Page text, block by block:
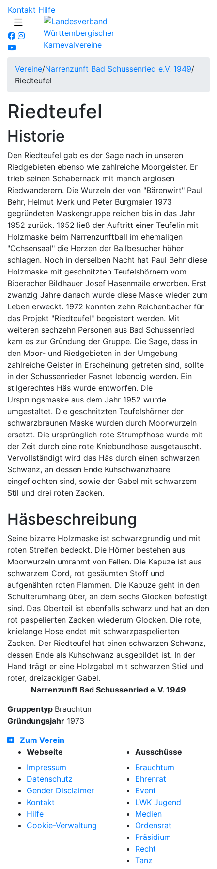
Kontakt Hilfe
Vereine/Narrenzunft Bad Schussenried e.V. 1949/
Riedteufel
Riedteufel
Historie
Den Riedteufel gab es der Sage nach in unseren
Riedgebieten ebenso wie zahlreiche Moorgeister. Er
trieb seinen Schabernack mit manch arglosen
Riedwanderern. Die Wurzeln der von "Bärenwirt" Paul
Behr, Helmut Merk und Peter Burgmaier 1973
gegründeten Maskengruppe reichen bis in das Jahr
1952 zurück. 1952 ließ der Auftritt einer Teufelin mit
Holzmaske beim Narrenzunftball im ehemaligen
"Ochsensaal" die Herzen der Ballbesucher höher
schlagen. Noch in derselben Nacht hat Paul Behr diese
Holzmaske mit geschnitzten Teufelshörnern vom
Biberacher Bildhauer Josef Hasenmaile erworben. Erst
zwanzig Jahre danach wurde diese Maske wieder zum
Leben erweckt. 1972 konnten zehn Reichenbacher für
das Projekt "Riedteufel" begeistert werden. Mit
weiteren sechzehn Personen aus Bad Schussenried
kam es zur Gründung der Gruppe. Die Sage, dass in
den Moor- und Riedgebieten in der Umgebung
zahlreiche Geister in Erscheinung getreten sind, sollte
in der Schussenrieder Fasnet lebendig werden. Ein
stilgerechtes Häs wurde entworfen. Die
Ursprungsmaske aus dem Jahr 1952 wurde
umgestaltet. Die geschnitzten Teufelshörner der
schwarzbraunen Maske wurden durch Moorwurzeln
ersetzt. Die ursprünglich rote Strumpfhose wurde mit
der Zeit durch eine rote Kniebundhose ausgetauscht.
Vervollständigt wird das Häs durch einen schwarzen
Schwanz, an dessen Ende Kuhschwanzhaare
eingeflochten sind, sowie der Gabel mit schwarzem
Stil und drei roten Zacken.
Häsbeschreibung
Seine bizarre Holzmaske ist schwarzgrundig und mit
roten Streifen bedeckt. Die Hörner bestehen aus
Moorwurzeln umrahmt von Fellen. Die Kapuze ist aus
schwarzem Cord, rot gesäumten Stoff und
aufgenähten roten Flammen. Die Kapuze geht in den
Schulterumhang über, an dem sechs Glocken befestigt
sind. Das Oberteil ist ebenfalls schwarz und hat an den
rot paspelierten Zacken wiederum Glocken. Die rote,
knielange Hose endet mit schwarzpaspelierten
Zacken. Der Riedteufel hat einen schwarzen Schwanz,
dessen Ende als Kuhschwanz ausgebildet ist. In der
Hand trägt er eine Holzgabel mit schwarzen Stiel und
roter, dreizackiger Gabel.
Narrenzunft Bad Schussenried e.V. 1949
Gruppentyp Brauchtum
Gründungsjahr 1973
Zum Verein
Webseite
Impressum
Datenschutz
Gender Disclaimer
Kontakt
Hilfe
Cookie-Verwaltung
Ausschüsse
Brauchtum
Ehrenrat
Event
LWK Jugend
Medien
Ordensrat
Präsidium
Recht
Tanz